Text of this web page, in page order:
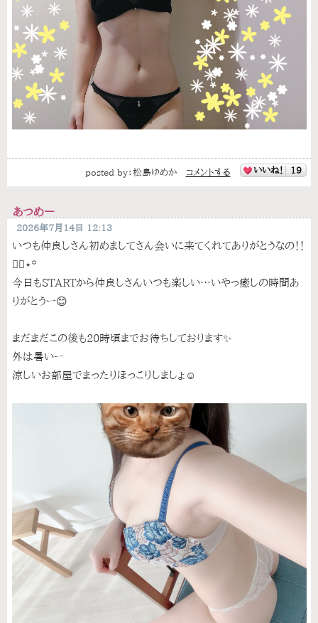
posted by： 松島ゆめか コメントする いいね！ 19
あつめー
2026年7月14日 12:13
いつも仲良しさん初めましてさん会いに来てくれてありがとうなの！！
🙂‍↕️⋆꙳
今日もSTARTから仲良しさんいつも楽しい…いやっ癒しの時間あ
りがとうー😊
まだまだこの後も20時頃までお待ちしております✨️
外は暑いー
涼しいお部屋でまったりほっこりしましょ☺️